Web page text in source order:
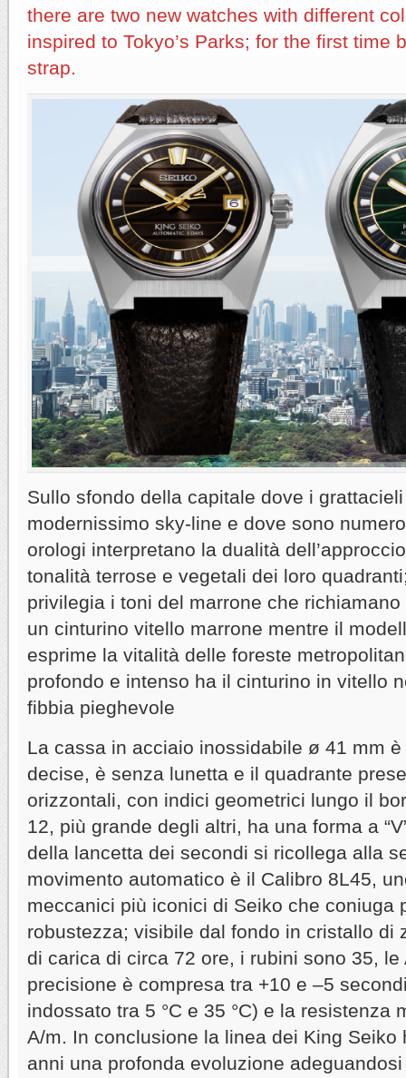
there are two new watches with different
inspired to Tokyo’s Parks; for the first time
strap.
Sullo sfondo della capitale dove i
modernissimo sky-line e dove sono
orologi interpretano la dualità
tonalità terrose e vegetali dei loro
privilegia i toni del marrone che
un cinturino vitello marrone mentre il
esprime la vitalità delle foreste
profondo e intenso ha il cinturino in vitello
fibbia pieghevole
La cassa in acciaio inossidabile ø 41 mm
decise, è senza lunetta e il quadrante
orizzontali, con indici geometrici lungo il
12, più grande degli altri, ha una forma a
della lancetta dei secondi si ricollega alla
movimento automatico è il Calibro 8L45,
meccanici più iconici di Seiko che coniuga
robustezza; visibile dal fondo in cristallo di
di carica di circa 72 ore, i rubini sono 35, le
precisione è compresa tra +10 e –5
indossato tra 5 °C e 35 °C) e la resistenza
A/m. In conclusione la linea dei King Seiko
anni una profonda evoluzione